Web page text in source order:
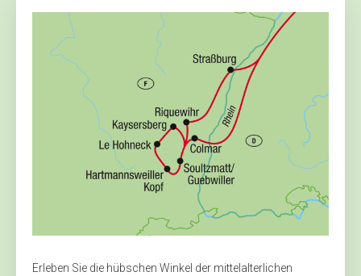
Erleben Sie die hübschen Winkel der mittelalterlichen